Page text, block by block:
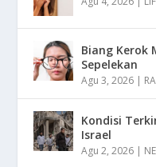
Biang Kerok
Sepelekan
Agu 3, 2026 |
Kondisi
Israel
Agu 2, 2026 |